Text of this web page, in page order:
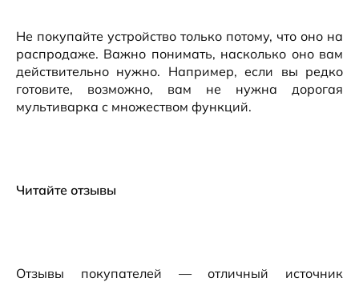
Не покупайте устройство только потому, что оно на
распродаже. Важно понимать, насколько оно вам
действительно нужно. Например, если вы редко
готовите, возможно, вам не нужна дорогая
мультиварка с множеством функций.
Читайте отзывы
Отзывы покупателей — отличный источник